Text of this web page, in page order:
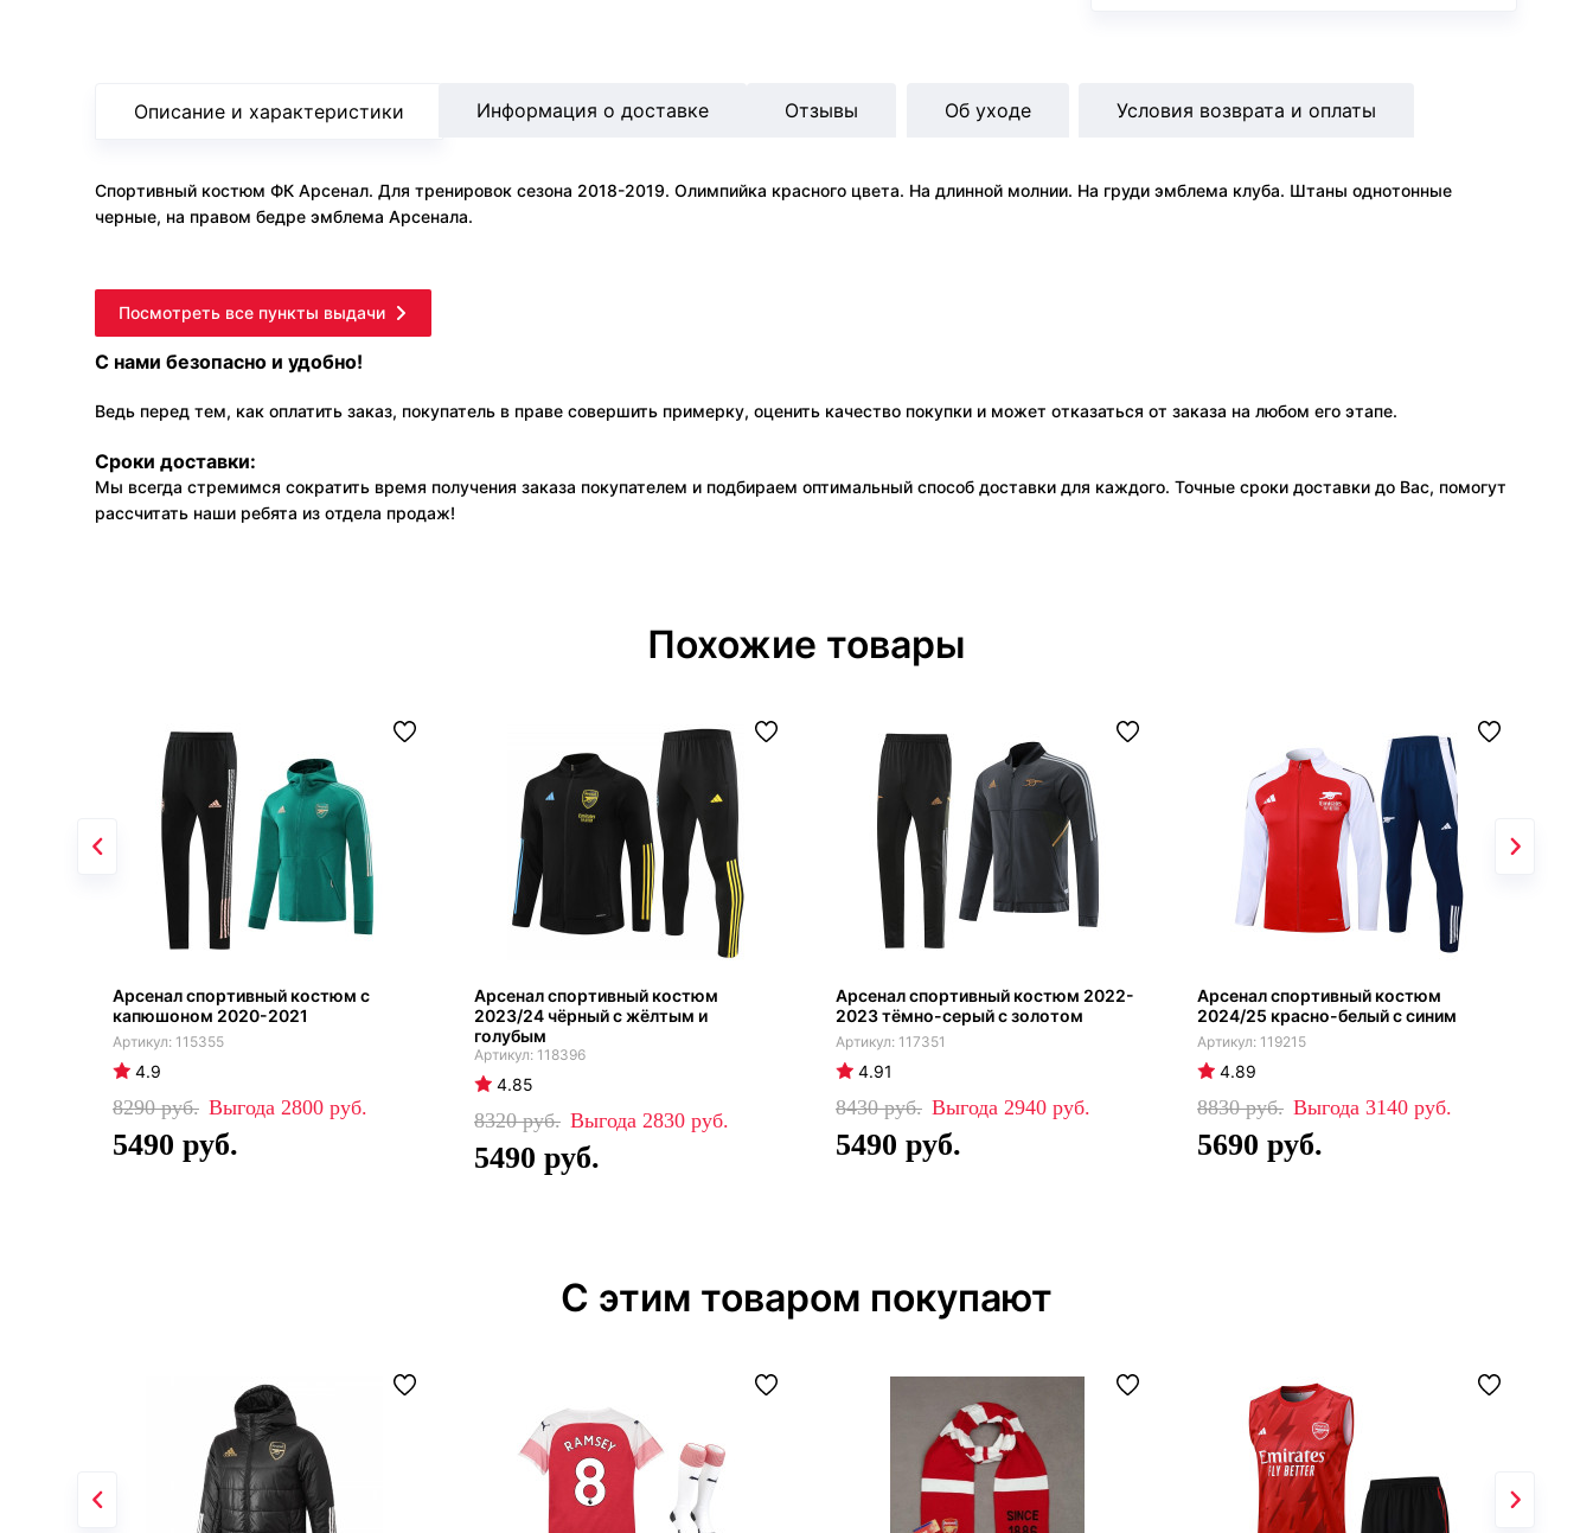
Описание и характеристики
Спортивный костюм ФК Арсенал. Для тренировок сезона 2018-2019. Олимпийка красного цвета. На длинной молнии. На груди эмблема клуба. Штаны однотонные
черные, на правом бедре эмблема Арсенала.
Информация о доставке Отзывы Об уходе Условия возврата и оплаты
Посмотреть все пункты выдачи
С нами безопасно и удобно!
Ведь перед тем, как оплатить заказ, покупатель в праве совершить примерку, оценить качество покупки и может отказаться от заказа на любом его этапе.
Сроки доставки:
Мы всегда стремимся сократить время получения заказа покупателем и подбираем оптимальный способ доставки для каждого. Точные сроки доставки до Вас, помогут
рассчитать наши ребята из отдела продаж!
Похожие товары
Арсенал спортивный костюм с
капюшоном 2020-2021
115355
4.9
8290 2800
5490
Арсенал спортивный костюм
2023/24 чёрный с жёлтым и
голубым
118396
4.85
8320 2830
5490
Арсенал спортивный костюм 2022-
2023 тёмно-серый с золотом
117351
4.91
8430 2940
5490
Арсенал спортивный костюм
2024/25 красно-белый с синим
119215
4.89
8830 3140
5690
С этим товаром покупают